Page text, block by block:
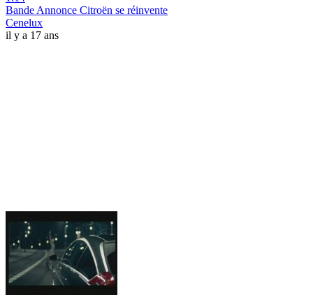
Bande Annonce Citroën se réinvente
Cenelux
il y a 17 ans